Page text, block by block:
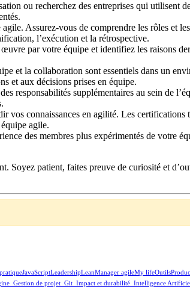
ou recherchez des entreprises qui utilisent
Assurez-vous de comprendre les rôles et
l’exécution et la rétrospective.
par votre équipe et identifiez les raisons
et la collaboration sont essentiels dans un
et aux décisions prises en équipe.
responsabilités supplémentaires au sein de
vos connaissances en agilité. Les certifications
agile.
des membres plus expérimentés de votre
Soyez patient, faites preuve de curiosité et
JavaScriptLeadershipLeanManager agileMy lifeOutils
_Gestion de projet _Git _Impact et durabilité _Intelligence